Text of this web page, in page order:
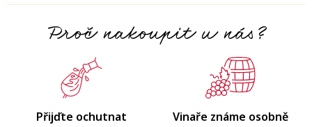
Proč nakoupit u nás?
Přijďte ochutnat
Vinaře známe osobně